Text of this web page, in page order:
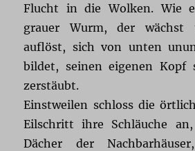
Flucht in die Wolken. Wie
grauer Wurm, der wächst
auflöst, sich von unten
bildet, seinen eigenen Kopf
zerstäubt.
Einstweilen schloss die
Eilschritt ihre Schläuche
Dächer der